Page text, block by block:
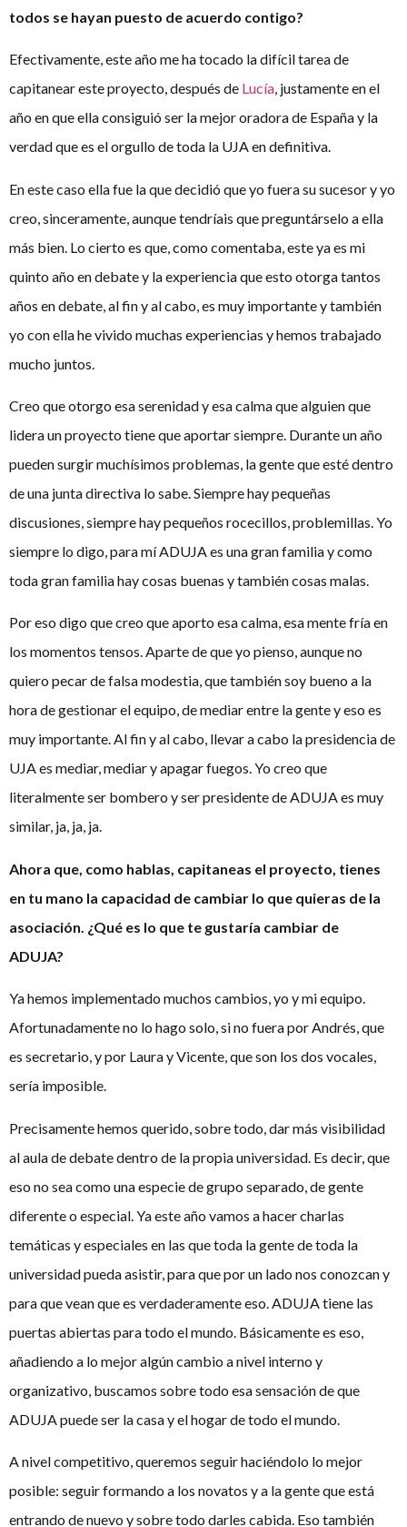
todos se hayan puesto de acuerdo contigo?
Efectivamente, este año me ha tocado la difícil tarea de
capitanear este proyecto, después de Lucía, justamente en el
año en que ella consiguió ser la mejor oradora de España y la
verdad que es el orgullo de toda la UJA en definitiva.
En este caso ella fue la que decidió que yo fuera su sucesor y yo
creo, sinceramente, aunque tendríais que preguntárselo a ella
más bien. Lo cierto es que, como comentaba, este ya es mi
quinto año en debate y la experiencia que esto otorga tantos
años en debate, al fin y al cabo, es muy importante y también
yo con ella he vivido muchas experiencias y hemos trabajado
mucho juntos.
Creo que otorgo esa serenidad y esa calma que alguien que
lidera un proyecto tiene que aportar siempre. Durante un año
pueden surgir muchísimos problemas, la gente que esté dentro
de una junta directiva lo sabe. Siempre hay pequeñas
discusiones, siempre hay pequeños rocecillos, problemillas. Yo
siempre lo digo, para mí ADUJA es una gran familia y como
toda gran familia hay cosas buenas y también cosas malas.
Por eso digo que creo que aporto esa calma, esa mente fría en
los momentos tensos. Aparte de que yo pienso, aunque no
quiero pecar de falsa modestia, que también soy bueno a la
hora de gestionar el equipo, de mediar entre la gente y eso es
muy importante. Al fin y al cabo, llevar a cabo la presidencia de
UJA es mediar, mediar y apagar fuegos. Yo creo que
literalmente ser bombero y ser presidente de ADUJA es muy
similar, ja, ja, ja.
Ahora que, como hablas, capitaneas el proyecto, tienes
en tu mano la capacidad de cambiar lo que quieras de la
asociación. ¿Qué es lo que te gustaría cambiar de
ADUJA?
Ya hemos implementado muchos cambios, yo y mi equipo.
Afortunadamente no lo hago solo, si no fuera por Andrés, que
es secretario, y por Laura y Vicente, que son los dos vocales,
sería imposible.
Precisamente hemos querido, sobre todo, dar más visibilidad
al aula de debate dentro de la propia universidad. Es decir, que
eso no sea como una especie de grupo separado, de gente
diferente o especial. Ya este año vamos a hacer charlas
temáticas y especiales en las que toda la gente de toda la
universidad pueda asistir, para que por un lado nos conozcan y
para que vean que es verdaderamente eso. ADUJA tiene las
puertas abiertas para todo el mundo. Básicamente es eso,
añadiendo a lo mejor algún cambio a nivel interno y
organizativo, buscamos sobre todo esa sensación de que
ADUJA puede ser la casa y el hogar de todo el mundo.
A nivel competitivo, queremos seguir haciéndolo lo mejor
posible: seguir formando a los novatos y a la gente que está
entrando de nuevo y sobre todo darles cabida. Eso también